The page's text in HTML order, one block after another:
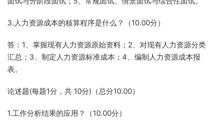
3.人力资源成本的核算程序是什么？（10.00分）
答：1、掌握现有人力资源原始资料；2、对现有人力资源分类
汇总；3、制定人力资源标准成本；4、编制人力资源成本报
表。
论述题(每题1分，共 10分)（总分10.00）
1.工作分析结果的应用？（10.00分）